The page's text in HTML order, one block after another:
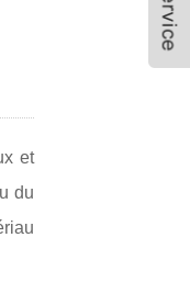
et
du